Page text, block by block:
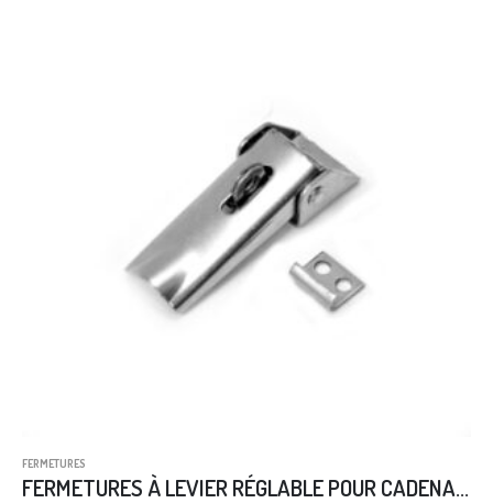
FERMETURES
FERMETURES À LEVIER RÉGLABLE POUR CADENAS INOX AISI 304 L.65-75